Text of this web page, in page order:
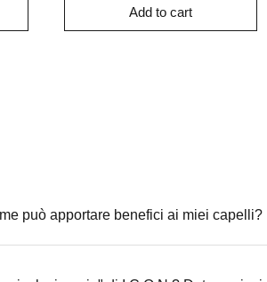
Add to cart
può apportare benefici ai miei capelli?